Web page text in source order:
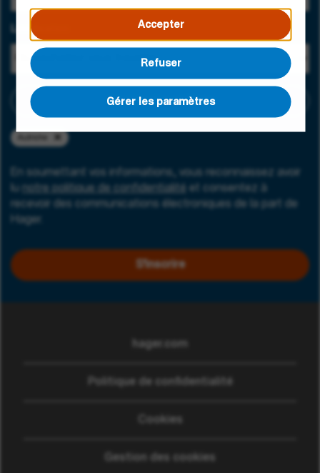
Accepter
Refuser
Gérer les paramètres
Localisation
Ajouter des critères
En soumettant vos informations, vous reconnaissez avoir
lu
notre politique de confidentialité
et consentez à
recevoir des communications électroniques de la part de
Hager.
S'inscrire
hager.com
Politique de confidentialité
Cookies
Gestion des cookies